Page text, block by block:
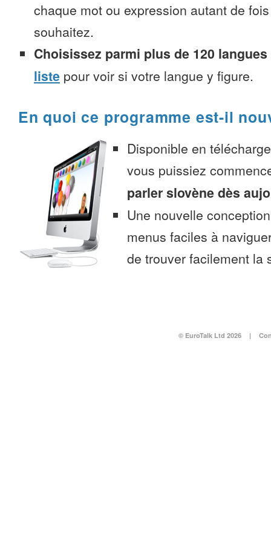
chaque mot ou expression autant de
souhaitez.
Choisissez parmi plus de 120 langues
liste pour voir si votre langue y figure.
En quoi ce programme est-il
Disponible en
vous puissiez
parler slovène dès
Une nouvelle
menus faciles à
de trouver facilement la
© EuroTalk Ltd 2026 |